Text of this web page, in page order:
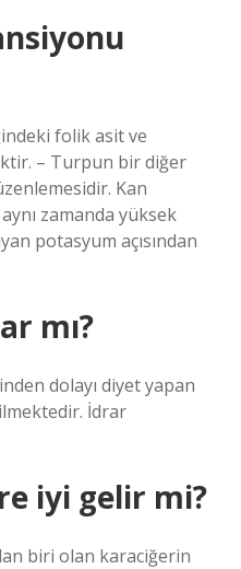
folik asit ve
– Turpun bir diğer
Kan
zamanda yüksek
potasyum açısından
mı?
dolayı diyet yapan
İdrar
iyi gelir mi?
biri olan karaciğerin